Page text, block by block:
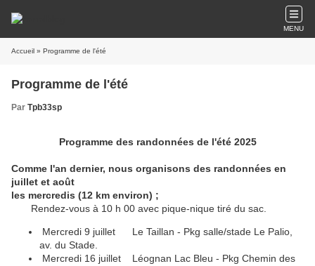
MENU
Accueil » Programme de l'été
Programme de l'été
Par Tpb33sp
Programme des randonnées de l'été 2025
Comme l'an dernier, nous organisons des randonnées en
juillet et août
les mercredis (12 km environ) ;
Rendez-vous à 10 h 00 avec pique-nique tiré du sac.
Mercredi 9 juillet Le Taillan - Pkg salle/stade Le Palio,
av. du Stade.
Mercredi 16 juillet Léognan Lac Bleu - Pkg Chemin des